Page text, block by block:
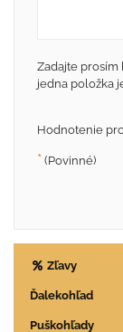
Zadajte prosím
jedna položka
Hodnotenie
* (Povinné)
Zľavy
Ďalekohľad
Puškohľady